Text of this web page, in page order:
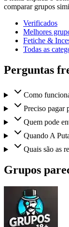
comparar grupos
Verificados
Melhores
Fetiche &
Todas as
Perguntas
Como
Preciso pagar
Quem pode
Quando A
Quais são as
Grupos